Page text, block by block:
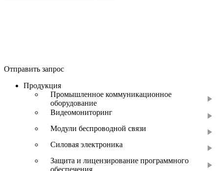
Отправить запрос
Продукция
Промышленное коммуникационное
оборудование
Видеомониторинг
Модули беспроводной связи
Силовая электроника
Защита и лицензирование программного
обеспечения